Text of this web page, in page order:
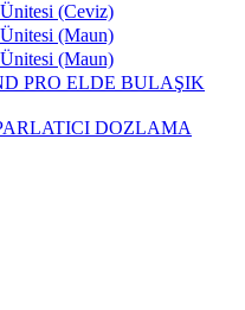
Ünitesi (Ceviz)
Ünitesi (Maun)
Ünitesi (Maun)
PRO ELDE BULAŞIK
DOZLAMA